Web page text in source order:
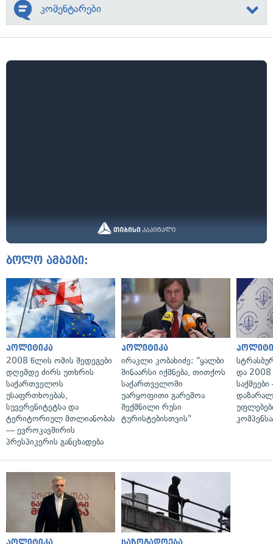
კომენტარები
ბოლო ამბები:
პოლიტიკა
2008 წლის ომის შედეგები
დღემდე ძირს უთხრის
საქართველოს
უსაფრთხოებას,
სუვერენიტეტსა და
ტერიტორიულ მთლიანობას
— ევროკავშირის
პრესპიკერის განცხადება
პოლიტიკა
ირაკლი კობახიძე: "ყალბი
შინაარსი იქმნება, თითქოს
საქართველოში
უარყოფითი გარემოა
შექმნილი რუსი
ტურისტებისთვის"
და 2008